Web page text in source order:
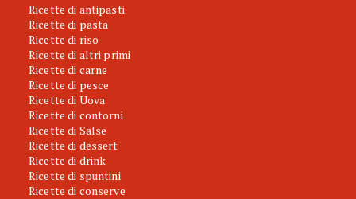
Ricette di antipasti
Ricette di pasta
Ricette di riso
Ricette di altri primi
Ricette di carne
Ricette di pesce
Ricette di Uova
Ricette di contorni
Ricette di Salse
Ricette di dessert
Ricette di drink
Ricette di spuntini
Ricette di conserve